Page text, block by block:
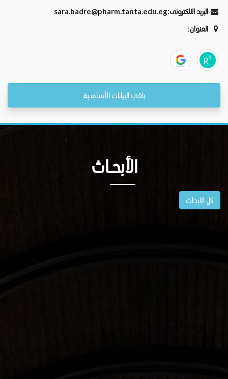
البريد الالكترونى:sara.badre@pharm.tanta.edu.eg
العنوان:
باقي البيانات الأساسية
الأبحــاث
كل الابحاث